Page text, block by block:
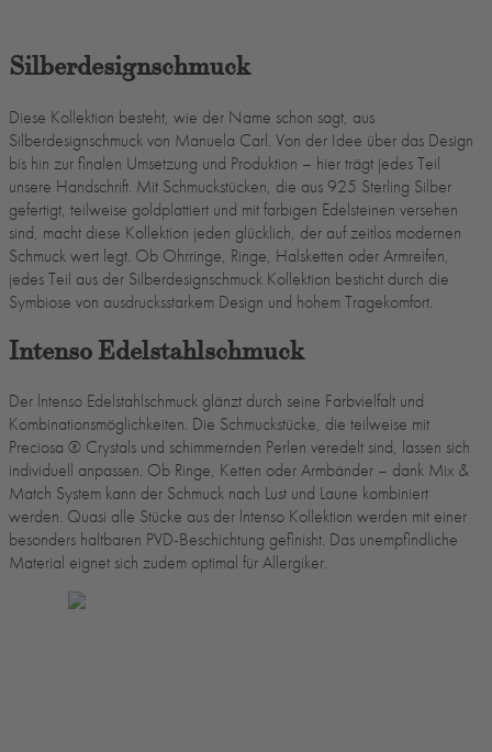
Silberdesignschmuck
Diese Kollektion besteht, wie der Name schon sagt, aus
Silberdesignschmuck von Manuela Carl. Von der Idee über das Design
bis hin zur finalen Umsetzung und Produktion – hier trägt jedes Teil
unsere Handschrift. Mit Schmuckstücken, die aus 925 Sterling Silber
gefertigt, teilweise goldplattiert und mit farbigen Edelsteinen versehen
sind, macht diese Kollektion jeden glücklich, der auf zeitlos modernen
Schmuck wert legt. Ob Ohrringe, Ringe, Halsketten oder Armreifen,
jedes Teil aus der Silberdesignschmuck Kollektion besticht durch die
Symbiose von ausdrucksstarkem Design und hohem Tragekomfort.
Intenso Edelstahlschmuck
Der lntenso Edelstahlschmuck glänzt durch seine Farbvielfalt und
Kombinationsmöglichkeiten. Die Schmuckstücke, die teilweise mit
Preciosa ®️ Crystals und schimmernden Perlen veredelt sind, lassen sich
individuell anpassen. Ob Ringe, Ketten oder Armbänder – dank Mix &
Match System kann der Schmuck nach Lust und Laune kombiniert
werden. Quasi alle Stücke aus der lntenso Kollektion werden mit einer
besonders haltbaren PVD-Beschichtung gefinisht. Das unempfindliche
Material eignet sich zudem optimal für Allergiker.